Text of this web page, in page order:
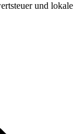
und lokale